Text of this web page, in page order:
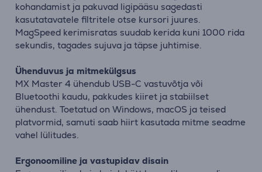
kohandamist ja pakuvad ligipääsu sagedasti
kasutatavatele filtritele otse kursori juures.
MagSpeed kerimisratas suudab kerida kuni 1000 rida
sekundis, tagades sujuva ja täpse juhtimise.
Ühenduvus ja mitmekülgsus
MX Master 4 ühendub USB-C vastuvõtja või
Bluetoothi kaudu, pakkudes kiiret ja stabiilset
ühendust. Toetatud on Windows, macOS ja teised
platvormid, samuti saab hiirt kasutada mitme seadme
vahel lülitudes.
Ergonoomiline ja vastupidav disain